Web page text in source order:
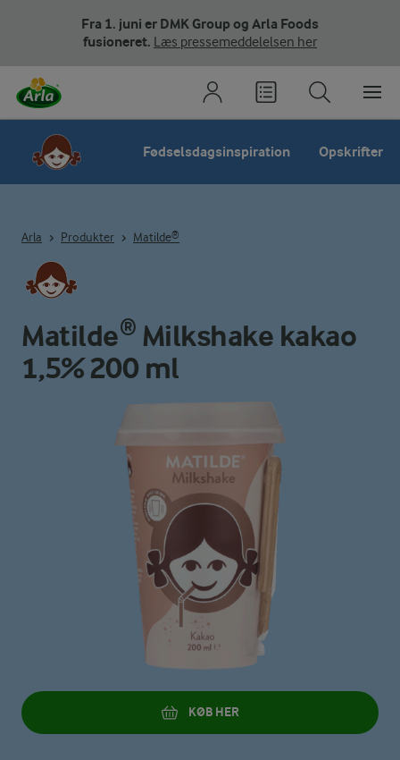
Fra 1. juni er DMK Group og Arla Foods
fusioneret. Læs pressemeddelelsen her
Fødselsdagsinspiration Opskrifter
Arla Produkter Matilde®
Matilde® Milkshake kakao
1,5% 200 ml
KØB HER